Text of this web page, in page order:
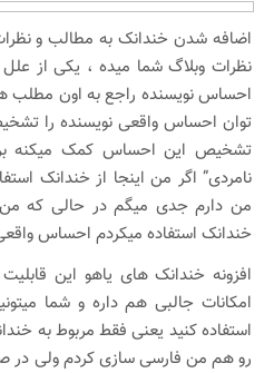
اضافه شدن خندانک به مطالب و
نظرات وبلاگ شما میده ، یکی از
احساس نویسنده راجع به اون
توان احساس واقعی نویسنده را
تشخیص این احساس کمک میکنه
نامردی” اگر من اینجا از خندانک
من دارم جدی میگم در حالی که من
خندانک استفاده میکردم احساس
افزونه خندانک های یاهو این
امکانات جالبی هم داره و شما
استفاده کنید یعنی فقط مربوط به
رو هم من فارسی سازی کردم ولی در